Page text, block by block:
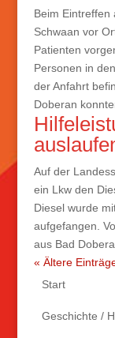
Beim Eintreffen
Schwaan vor
Patienten
Personen in
der Anfahrt
Doberan
Auf der
ein Lkw den
Diesel wurde
aufgefangen.
aus Bad
« Ältere
Start
Geschichte /